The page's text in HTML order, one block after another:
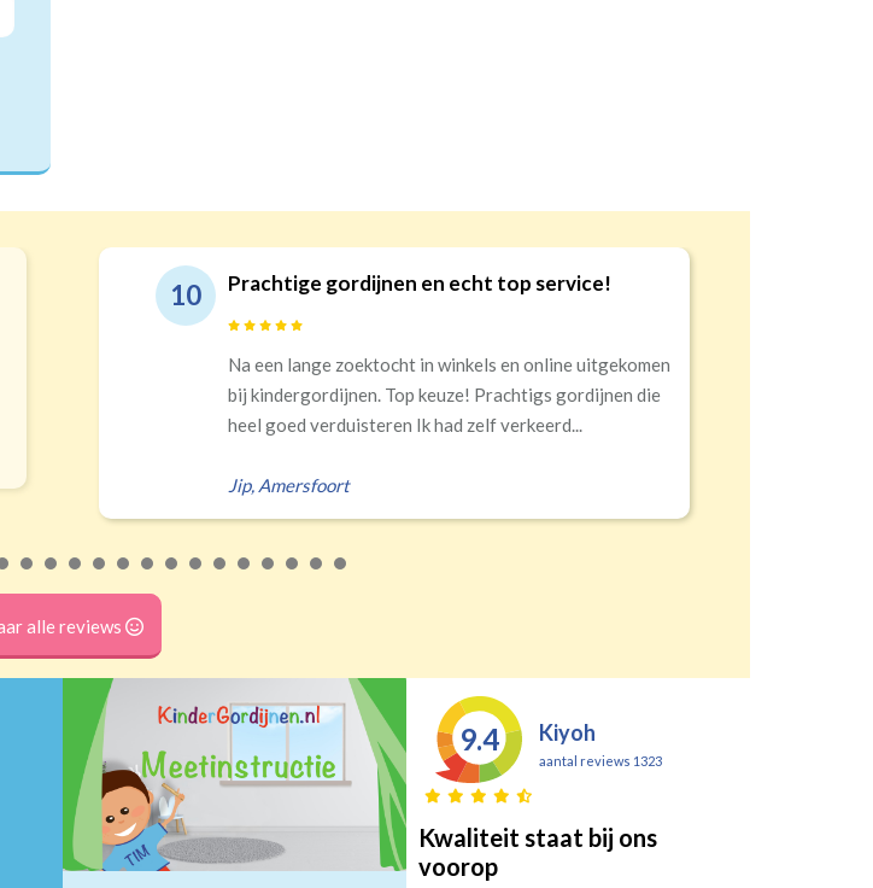
10 Prachtige gordijnen en echt top service!
Na een lange zoektocht in winkels en online uitgekomen
bij kindergordijnen. Top keuze! Prachtigs gordijnen die
heel goed verduisteren Ik had zelf verkeerd...
Jip, Amersfoort
alle reviews
9.4 Kiyoh
aantal reviews 1323
Kwaliteit staat bij ons
voorop